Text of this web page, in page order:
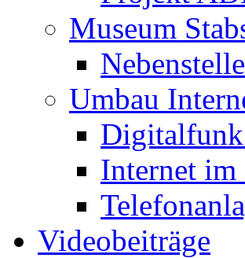
Museum
Umbau
Internet
Videobeiträge